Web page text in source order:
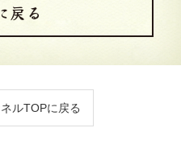
戻る
ルTOPに戻る